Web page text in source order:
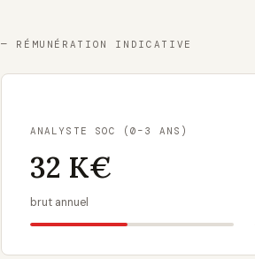
— RÉMUNÉRATION INDICATIVE
ANALYSTE SOC (0–3 ANS)
32 K€
brut annuel